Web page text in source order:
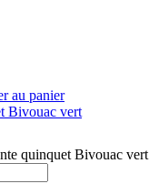
au panier
Bivouac vert
quinquet Bivouac vert